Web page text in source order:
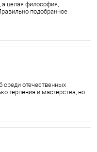
а целая философия,
подобранное
шансы на поимку
мы разберем, как
дополнительные
отечественных
терпения и мастерства, но
статье мы подробно
для карповой ловли, их
и сезонах.